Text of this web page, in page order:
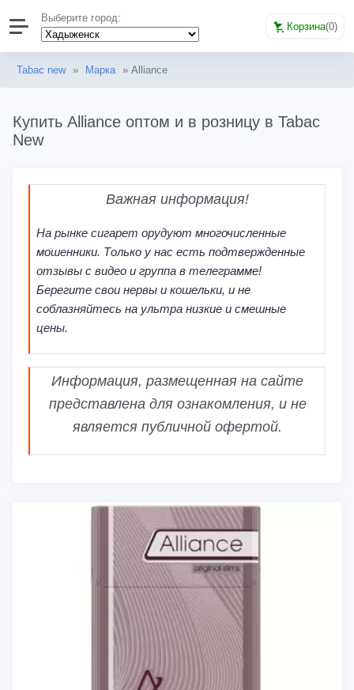
Выберите город:
Корзина(0)
Tabac new » Марка » Alliance
Купить Alliance оптом и в розницу в Tabac
New
Важная информация!
На рынке сигарет орудуют многочисленные
мошенники. Только у нас есть подтвержденные
отзывы с видео и группа в телеграмме!
Берегите свои нервы и кошельки, и не
соблазняйтесь на ультра низкие и смешные
цены.
Информация, размещенная на сайте
представлена для ознакомления, и не
является публичной офертой.